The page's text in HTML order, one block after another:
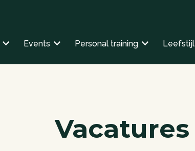
Events Personal training Leefstijl
Vacatures